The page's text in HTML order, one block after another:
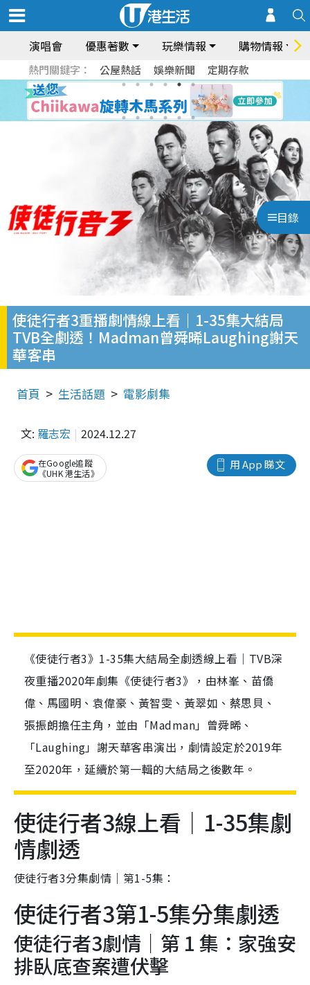
演唱會 優惠著數 玩樂情報 購物情報
熱門關鍵字： 公屋熱話 娛樂新聞 定期存款
目錄
使徒行者3重播劇情線上看｜1-35集大結局
TVB全劇透！Madman曾舜晞Laughing謝天
華客串
首頁 生活話題 電影劇集
文: 羅志宏 2024.12.27
用 App 睇文
在Google追蹤
《UHK 港生活》
《使徒行者3》1-35集大結局全劇透線上看｜TVB深
夜重播2020年劇集《使徒行者3》，由林峯、苗僑
偉、馬國明、袁偉豪、黃智雯、黃翠如、蔡思貝、
張振朗擔任主角，並由「Madman」曾舜晞、
「Laughing」謝天華客串演出，劇情設定於2019年
至2020年，延續於第一輯的大結局之後數年。
使徒行者3線上看｜1-35集劇
情劇透
使徒行者3分集劇情｜第1-5集：
使徒行者3第1-5集分集劇透
使徒行者3劇情｜第 1 集：家強安
排臥底查案遭伏擊